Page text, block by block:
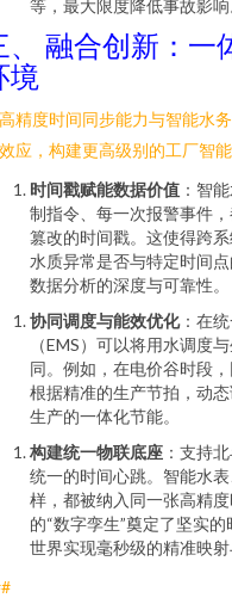
等，最大限度降低事故影响
、 融合创新：一
境
精度时间同步能力与智能水
应，构建更高级别的工厂智能
时间戳赋能数据价值 ：智
制指令、每一次报警事件
篡改的时间戳。这使得跨
水质异常是否与特定时间
数据分析的深度与可靠性。
协同调度与能效优化：在
（EMS）可以将用水调度
同。例如，在电价谷时段
根据精准的生产节拍，动
生产的一体化节能。
构建统一物联底座 ：支持
统一的时间心跳。智能水
样，都被纳入同一张高精
的“数字孪生”奠定了坚实
世界实现毫秒级的精准映射